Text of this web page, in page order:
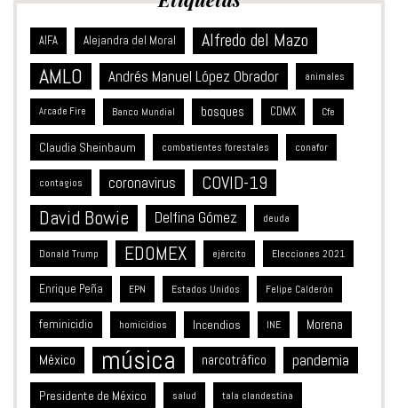
AIFA Alejandra del Moral Alfredo del Mazo
AMLO Andrés Manuel López Obrador animales
Arcade Fire Banco Mundial bosques CDMX Cfe
Claudia Sheinbaum combatientes forestales conafor
contagios coronavirus COVID-19
David Bowie Delfina Gómez deuda
Donald Trump EDOMEX ejército Elecciones 2021
Enrique Peña EPN Estados Unidos Felipe Calderón
feminicidio homicidios Incendios INE Morena
México música narcotráfico pandemia
Presidente de México salud tala clandestina